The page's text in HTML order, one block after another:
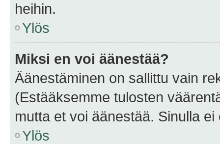
heihin.
Ylös
Miksi en voi äänestää?
Äänestäminen on sallittu vain
(Estääksemme tulosten
mutta et voi äänestää. Sinulla
Ylös